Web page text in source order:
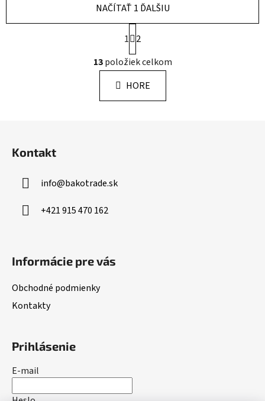
O
v
l
á
d
NAČÍTAŤ 1 ĎALŠIU
S
t
r
á
n
k
1
2
13položiek celkom
HORE
Kontakt
info@bakotrade.sk
+421 915 470 162
Informácie pre vás
Obchodné podmienky
Kontakty
Prihlásenie
E-mail